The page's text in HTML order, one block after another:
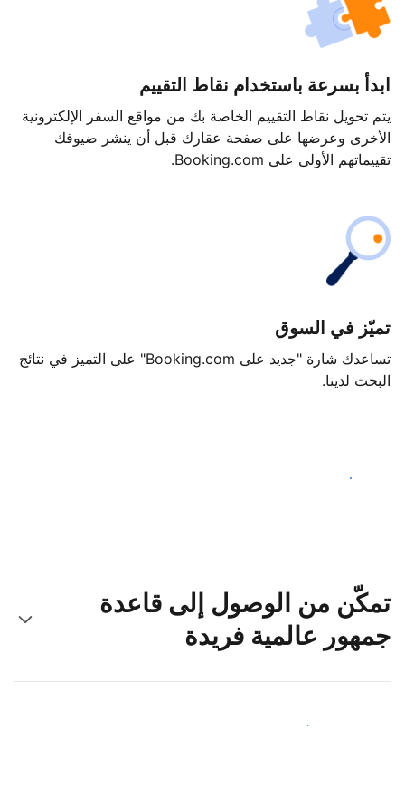
ابدأ بسرعة باستخدام نقاط التقييم
يتم تحويل نقاط التقييم الخاصة بك من مواقع السفر الإلكترونية
الأخرى وعرضها على صفحة عقارك قبل أن ينشر ضيوفك
تقييماتهم الأولى على Booking.com.
تميّز في السوق
تساعدك شارة "جديد على Booking.com" على التميز في نتائج
البحث لدينا.
ابدأ اليوم
تمكّن من الوصول إلى قاعدة
جمهور عالمية فريدة
اجذب ضيوف جدد اليوم